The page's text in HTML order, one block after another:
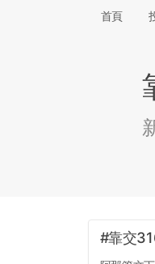
首頁
#靠交